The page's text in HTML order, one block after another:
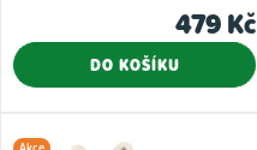
t
ů
479 Kč
DO KOŠÍKU